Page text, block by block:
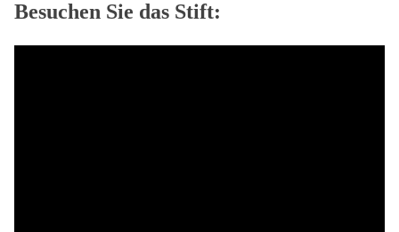
Besuchen Sie das Stift: